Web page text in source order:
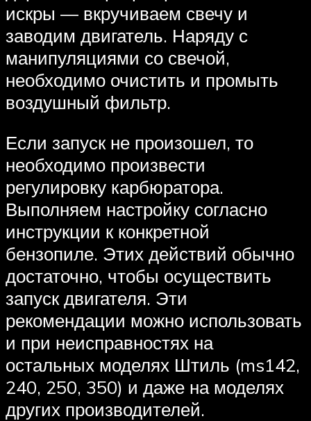
искры — вкручиваем свечу и
заводим двигатель. Наряду с
манипуляциями со свечой,
необходимо очистить и промыть
воздушный фильтр.
Если запуск не произошел, то
необходимо произвести
регулировку карбюратора.
Выполняем настройку согласно
инструкции к конкретной
бензопиле. Этих действий обычно
достаточно, чтобы осуществить
запуск двигателя. Эти
рекомендации можно использовать
и при неисправностях на
остальных моделях Штиль (ms142,
240, 250, 350) и даже на моделях
других производителей.